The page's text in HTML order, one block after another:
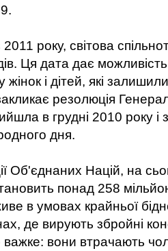
року, світова
Ця дата дає можливість
і дітей, які
резолюція
в грудні 2010 року і
дня.
Об'єднаних Націй, на
становить понад 258
в умовах крайньої
де вирують збройні
вони втрачають